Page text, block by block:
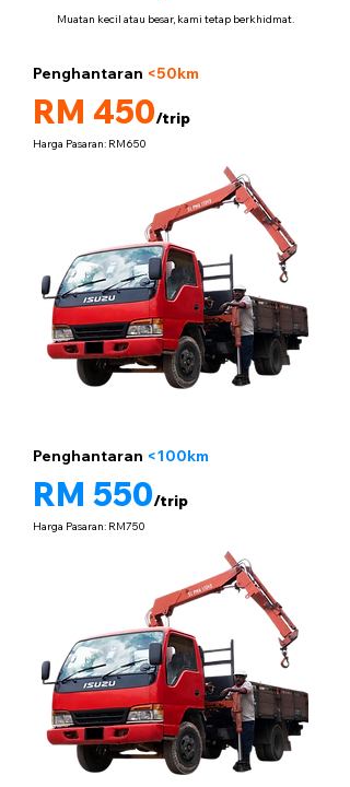
Muatan kecil atau besar, kami tetap berkhidmat.
Penghantaran <50km
RM 450/trip
Harga Pasaran: RM650
Penghantaran <100km
RM 550/trip
Harga Pasaran: RM750